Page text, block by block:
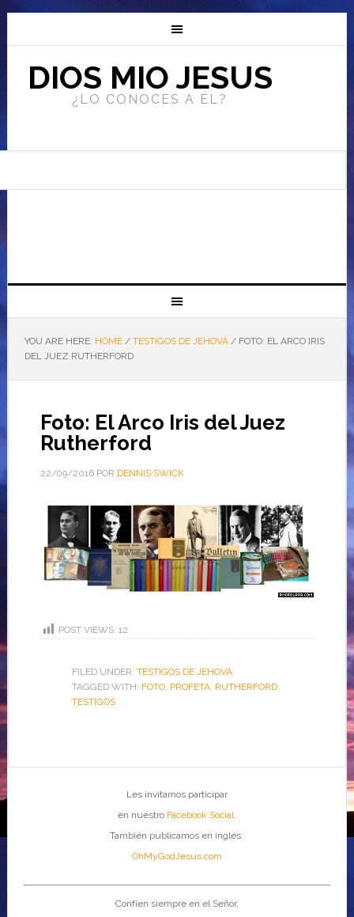
DIOS MIO JESUS
¿LO CONOCES A ÉL?
YOU ARE HERE: HOME / TESTIGOS DE JEHOVÁ /FOTO: EL ARCO IRIS
DEL JUEZ RUTHERFORD
Foto: El Arco Iris del Juez
Rutherford
22/09/2016POR DENNIS SWICK
POST VIEWS: 12
FILED UNDER: TESTIGOS DE JEHOVÁ
TAGGED WITH: FOTO, PROFETA, RUTHERFORD,
TESTIGOS
Les invitamos participar
en nuestro Facebook Social
También publicamos en inglés:
OhMyGodJesus.com
Confíen siempre en el Señor,